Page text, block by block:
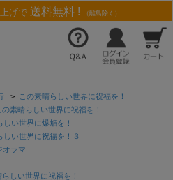
げで 送料無料 ! （離島除く）
> この素晴らしい世界に祝福を！
の素晴らしい世界に祝福を！
しい世界に爆焔を！
しい世界に祝福を！３
オラマ
らしい世界に祝福を！